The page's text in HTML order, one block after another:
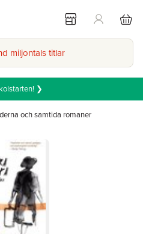
miljontals titlar
❯
och samtida romaner